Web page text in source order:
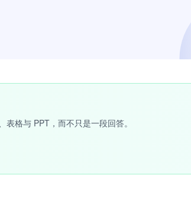
格与 PPT，而不只是一段回答。